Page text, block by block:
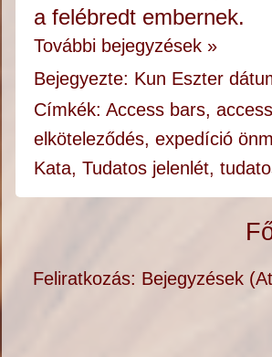
a felébredt embernek.
További bejegyzések »
Bejegyezte: Kun Eszter
Címkék:Access bars,
elköteleződés,expedíció
Kata,Tudatos jelenlét,
Feliratkozás: Bejegyzések